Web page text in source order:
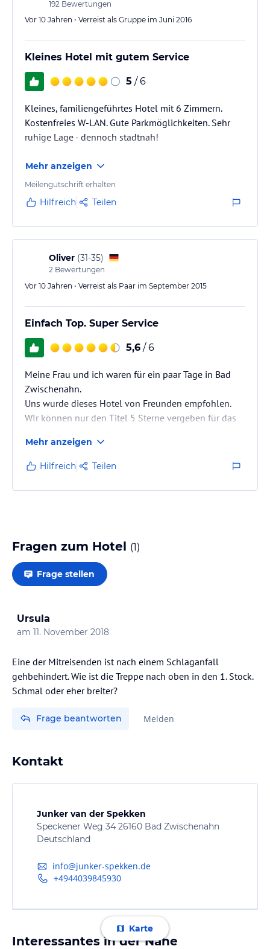
192 Bewertungen
Vor 10 Jahren • Verreist als Gruppe im Juni 2016
Kleines Hotel mit gutem Service
5 / 6
Kleines, familiengeführtes Hotel mit 6 Zimmern.
Kostenfreies W-LAN. Gute Parkmöglichkeiten. Sehr
ruhige Lage - dennoch stadtnah!
Mehr anzeigen
Meilengutschrift erhalten
Hilfreich Teilen
Oliver (31-35)
2 Bewertungen
Vor 10 Jahren • Verreist als Paar im September 2015
Einfach Top. Super Service
5,6 / 6
Meine Frau und ich waren für ein paar Tage in Bad
Zwischenahn.
Uns wurde dieses Hotel von Freunden empfohlen.
WIr können nur den Titel 5 Sterne vergeben für das
in Bad Zwischenahn ist sollte unbedingt dort essen
gehen. Unsere Freunde meinten der Spieker sei das
Wahrzeichen von Bad Zwischenahn und man müsse
unbedingt dort gewesen sein. Sicher auch ein
Mehr anzeigen
Hilfreich Teilen
Fragen zum Hotel (1)
Frage stellen
Ursula
am 11. November 2018
Eine der Mitreisenden ist nach einem Schlaganfall
gehbehindert. Wie ist die Treppe nach oben in den 1. Stock.
Schmal oder eher breiter?
Frage beantworten Melden
Kontakt
Junker van der Spekken
Speckener Weg 34 26160 Bad Zwischenahn
Deutschland
info@junker-spekken.de
+4944039845930
Karte
Interessantes in der Nähe